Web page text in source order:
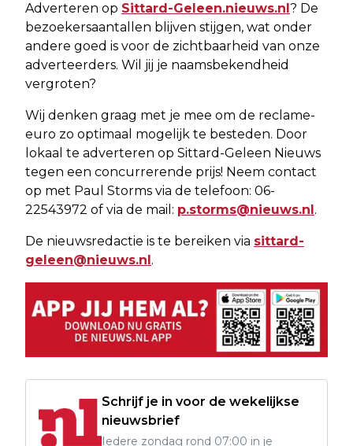
Adverteren op Sittard-Geleen.nieuws.nl ? De
bezoekersaantallen blijven stijgen, wat onder
andere goed is voor de zichtbaarheid van onze
adverteerders. Wil jij je naamsbekendheid
vergroten?
Wij denken graag met je mee om de reclame-
euro zo optimaal mogelijk te besteden. Door
lokaal te adverteren op Sittard-Geleen Nieuws
tegen een concurrerende prijs! Neem contact
op met Paul Storms via de telefoon: 06-
22543972 of via de mail: p.storms@nieuws.nl .
De nieuwsredactie is te bereiken via sittard-
geleen@nieuws.nl .
Schrijf je in voor de wekelijkse
nieuwsbrief
Iedere zondag rond 07:00 in je